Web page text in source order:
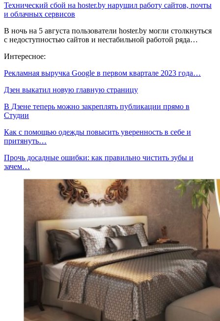
Технический сбой на hoster.by нарушил работу сайтов, почты
и облачных сервисов
В ночь на 5 августа пользователи hoster.by могли столкнуться
с недоступностью сайтов и нестабильной работой ряда…
Интересное:
Рекламная выручка Google в первом квартале 2023 года…
Дзен выкатил новую главную страницу
В Дзене теперь можно закреплять публикации прямо в
Студии
Как с помощью одежды повысить уверенность в себе и
притянуть…
Прочь досадные ошибки: как правильно чистить зубы и
зачем…